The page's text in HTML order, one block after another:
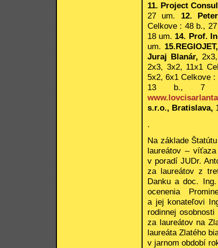
11. Project
27 um. 12.
Celkove : 48 b.,
18 um. 14. Prof.
um.
Juraj Blanár,
2x3, 3x2, 11x1
5x2, 6x1 Celkove
13 b., 7
s.r.o., Bratislava,
.
Na základe
laureátov –
v poradí JUDr.
za laureátov z
Danku a doc.
ocenenia
a jej konateľovi
rodinnej
za laureátov na
laureáta Zlatého
v jarnom období